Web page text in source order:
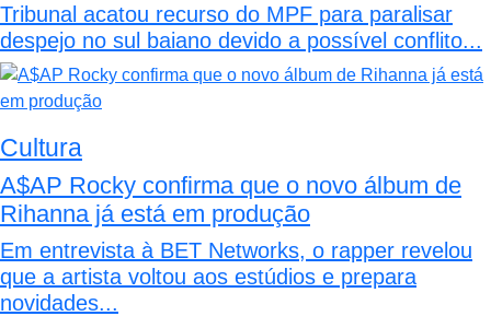
Tribunal acatou recurso do MPF para paralisar
despejo no sul baiano devido a possível conflito...
Cultura
A$AP Rocky confirma que o novo álbum de
Rihanna já está em produção
Em entrevista à BET Networks, o rapper revelou
que a artista voltou aos estúdios e prepara
novidades...